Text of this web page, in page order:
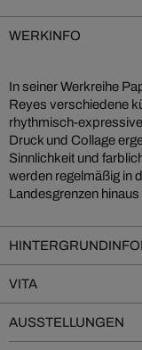
WERKINFO
In seiner Werkreihe
Reyes verschiedene
rhythmisch-
Druck und Collage
Sinnlichkeit und
werden regelmäßig in
Landesgrenzen hinaus
VITA
AUSSTELLUNGEN